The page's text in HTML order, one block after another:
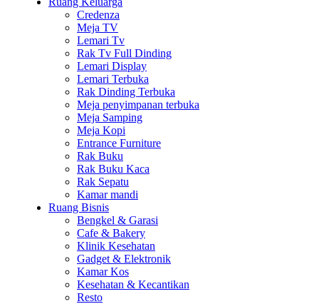
Credenza
Meja TV
Lemari Tv
Rak Tv Full Dinding
Lemari Display
Lemari Terbuka
Rak Dinding Terbuka
Meja penyimpanan terbuka
Meja Samping
Meja Kopi
Entrance Furniture
Rak Buku
Rak Buku Kaca
Rak Sepatu
Kamar mandi
Ruang Bisnis
Bengkel & Garasi
Cafe & Bakery
Klinik Kesehatan
Gadget & Elektronik
Kamar Kos
Kesehatan & Kecantikan
Resto